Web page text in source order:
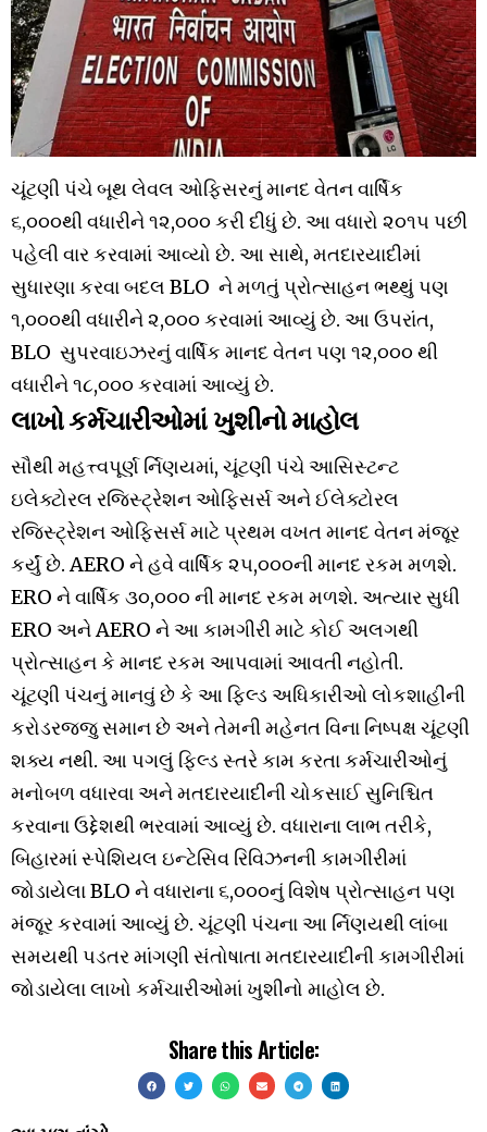
ચૂંટણી પંચે બૂથ લેવલ ઓફિસરનું માનદ વેતન વાર્ષિક
૬,૦૦૦થી વધારીને ૧૨,૦૦૦ કરી દીધું છે. આ વધારો ૨૦૧૫ પછી
પહેલી વાર કરવામાં આવ્યો છે. આ સાથે, મતદારયાદીમાં
સુધારણા કરવા બદલ BLO ને મળતું પ્રોત્સાહન ભથ્થું પણ
૧,૦૦૦થી વધારીને ૨,૦૦૦ કરવામાં આવ્યું છે. આ ઉપરાંત,
BLO સુપરવાઇઝરનું વાર્ષિક માનદ વેતન પણ ૧૨,૦૦૦ થી
વધારીને ૧૮,૦૦૦ કરવામાં આવ્યું છે.
લાખો કર્મચારીઓમાં ખુશીનો માહોલ
સૌથી મહત્ત્વપૂર્ણ ર્નિણયમાં, ચૂંટણી પંચે આસિસ્ટન્ટ
ઇલેક્ટોરલ રજિસ્ટ્રેશન ઓફિસર્સ અને ઈલેક્ટોરલ
રજિસ્ટ્રેશન ઓફિસર્સ માટે પ્રથમ વખત માનદ વેતન મંજૂર
કર્યું છે. AERO ને હવે વાર્ષિક ૨૫,૦૦૦ની માનદ રકમ મળશે.
ERO ને વાર્ષિક ૩૦,૦૦૦ ની માનદ રકમ મળશે. અત્યાર સુધી
ERO અને AERO ને આ કામગીરી માટે કોઈ અલગથી
પ્રોત્સાહન કે માનદ રકમ આપવામાં આવતી નહોતી.
ચૂંટણી પંચનું માનવું છે કે આ ફિલ્ડ અધિકારીઓ લોકશાહીની
કરોડરજ્જુ સમાન છે અને તેમની મહેનત વિના નિષ્પક્ષ ચૂંટણી
શક્ય નથી. આ પગલું ફિલ્ડ સ્તરે કામ કરતા કર્મચારીઓનું
મનોબળ વધારવા અને મતદારયાદીની ચોકસાઈ સુનિશ્ચિત
કરવાના ઉદ્દેશથી ભરવામાં આવ્યું છે. વધારાના લાભ તરીકે,
બિહારમાં સ્પેશિયલ ઇન્ટેસિવ રિવિઝનની કામગીરીમાં
જોડાયેલા BLO ને વધારાના ૬,૦૦૦નું વિશેષ પ્રોત્સાહન પણ
મંજૂર કરવામાં આવ્યું છે. ચૂંટણી પંચના આ ર્નિણયથી લાંબા
સમયથી પડતર માંગણી સંતોષાતા મતદારયાદીની કામગીરીમાં
જોડાયેલા લાખો કર્મચારીઓમાં ખુશીનો માહોલ છે.
Share this Article: